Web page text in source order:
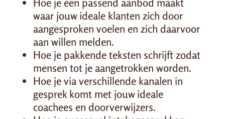
waar jouw ideale klanten zich door
aangesproken voelen en zich daarvoor
aan willen melden.
Hoe je pakkende teksten schrijft zodat
mensen tot je aangetrokken worden.
Hoe je via verschillende kanalen in
gesprek komt met jouw ideale
coachees en doorverwijzers.